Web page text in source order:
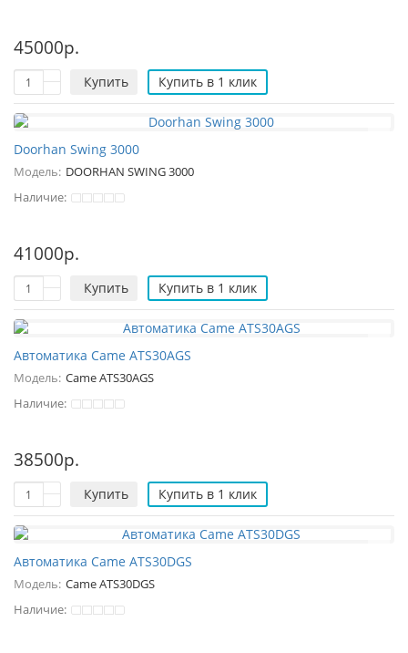
45000р.
Купить Купить в 1 клик
Doorhan Swing 3000
Модель: DOORHAN SWING 3000
Наличие:
41000р.
Купить Купить в 1 клик
Автоматика Came ATS30AGS
Модель: Came ATS30AGS
Наличие:
38500р.
Купить Купить в 1 клик
Автоматика Came ATS30DGS
Модель: Came ATS30DGS
Наличие: